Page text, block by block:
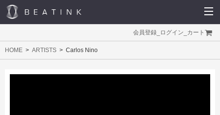
会員登録 ログイン カート
HOME ARTISTS Carlos Nino